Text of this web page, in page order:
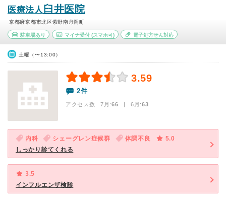
医療法人 臼井医院
京都府京都市北区紫野南舟岡町
駐車場あり マイナ受付(スマホ可) 電子処方せん対応
土曜（〜13:00）
3.59
2件
アクセス数 7月:66 | 6月:63
内科 シェーグレン症候群 体調不良
5.0
しっかり診てくれる
3.5
インフルエンザ検診